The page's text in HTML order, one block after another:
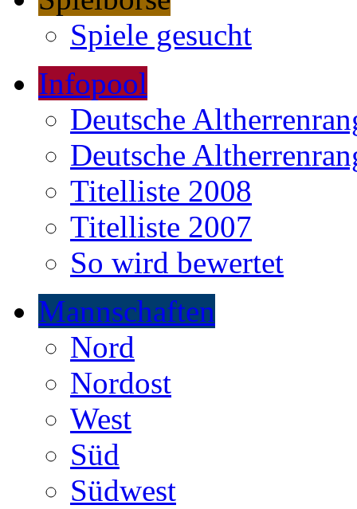
Spiele gesucht
Infopool
Deutsche
Deutsche
Titelliste 2008
Titelliste 2007
So wird bewertet
Mannschaften
Nord
Nordost
West
Süd
Südwest